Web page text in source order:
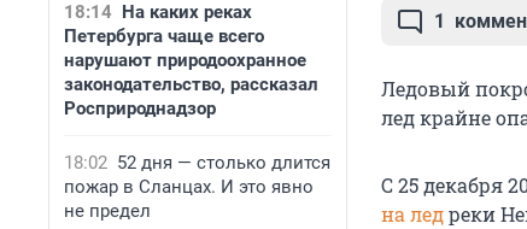
18:14 На каких реках
Петербурга чаще всего
нарушают природоохранное
законодательство, рассказал
Росприроднадзор
18:02 52 дня — столько длится
пожар в Сланцах. И это явно
не предел
1
Ледовый
лед крайне
С 25 декабря
на ледреки